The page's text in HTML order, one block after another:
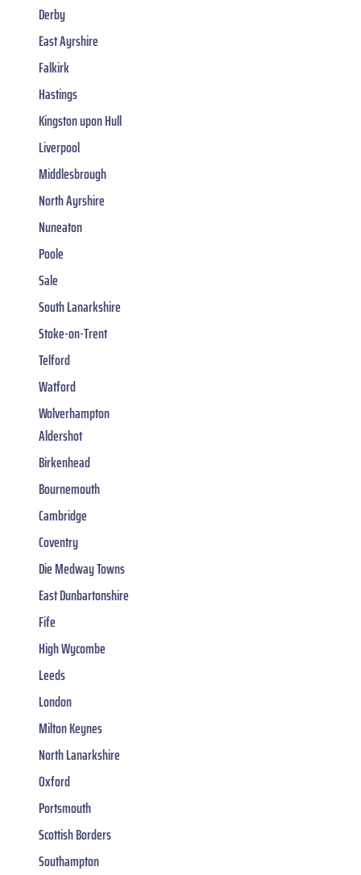
Derby
East Ayrshire
Falkirk
Hastings
Kingston upon Hull
Liverpool
Middlesbrough
North Ayrshire
Nuneaton
Poole
Sale
South Lanarkshire
Stoke-on-Trent
Telford
Watford
Wolverhampton
Aldershot
Birkenhead
Bournemouth
Cambridge
Coventry
Die Medway Towns
East Dunbartonshire
Fife
High Wycombe
Leeds
London
Milton Keynes
North Lanarkshire
Oxford
Portsmouth
Scottish Borders
Southampton